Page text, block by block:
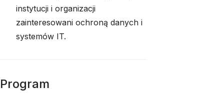
instytucji i organizacji
zainteresowani ochroną danych i
systemów IT.
Program